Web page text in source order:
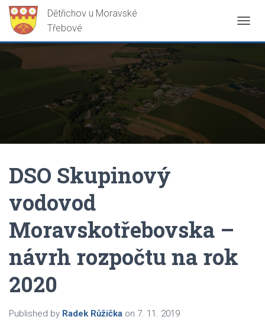
Ř
P
O
T
N
V
DSO Skupinový
vodovod
Moravskotřebovska –
návrh rozpočtu na rok
2020
Published by Radek Růžička on 7. 11. 2019